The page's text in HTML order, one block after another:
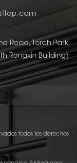
Road, Torch Park,
Rongxin Building)
todos los derechos